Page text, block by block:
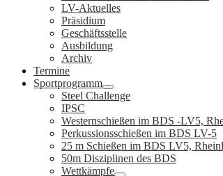
LV-Aktuelles
Präsidium
Geschäftsstelle
Ausbildung
Archiv
Termine
Sportprogramm
Steel Challenge
IPSC
Westernschießen im BDS -LV5,
Perkussionsschießen im BDS LV-5
25 m Schießen im BDS LV5,
50m Disziplinen des BDS
Wettkämpfe